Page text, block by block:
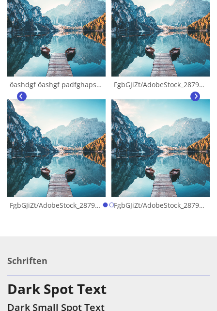
öashdgf öashgf padfghapsdghfaspghsadpghasdpasdg pasdghapsghsdag sdapgaspgas gga FgbGJiZt/AdobeStock_287909239_1.jpg
FgbGJiZt/AdobeStock_287909239_1.jpg FgbGJiZt/AdobeStock_287909239_1.jpg
Schriften
Dark Spot Text
Dark Small Spot Text